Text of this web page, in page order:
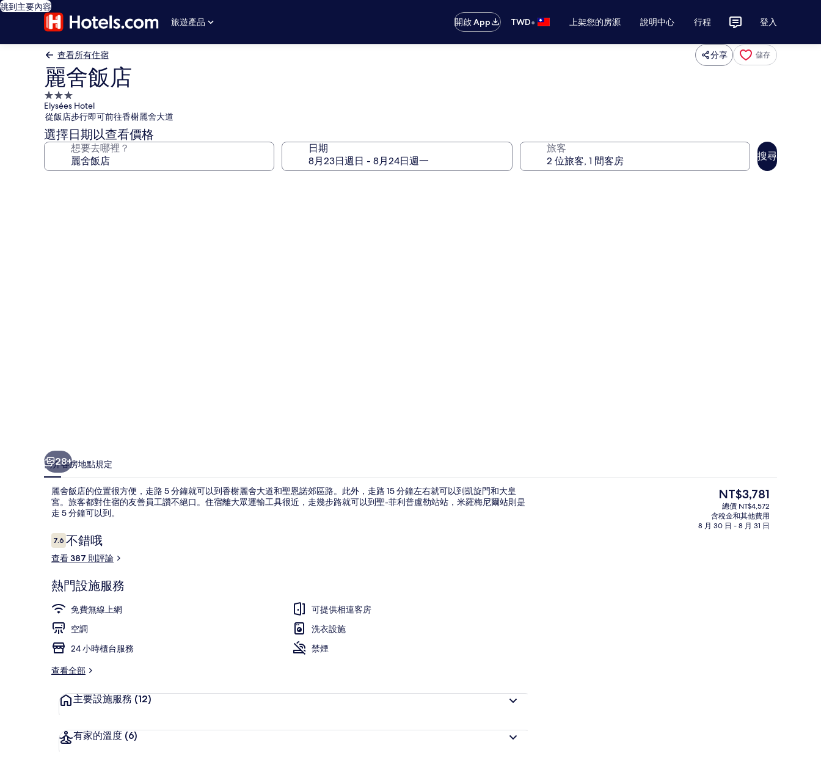
跳到主要內容
旅遊產品
開啟 App TWD• 上架您的房源 說明中心 行程 登入
查看所有住宿 分享 儲存
麗舍飯店
3.0
星
級
住
宿
Elysées Hotel
從飯店步行即可前往香榭麗舍大道
選擇日期以查看價格
想要去哪裡？ 日期 旅客
搜尋
接待櫃台
28+
簡介客房地點規定
麗舍飯店的位置很方便，走路 5 分鐘就可以到香榭麗舍大道和聖恩諾郊區路。此外，走路 15 分鐘左右就可以到凱旋門和大皇
宮。旅客都對住宿的友善員工讚不絕口。住宿離大眾運輸工具很近，走幾步路就可以到聖-菲利普盧勒站站，米羅梅尼爾站則是
走 5 分鐘可以到。
評
論
7.67.6 分，滿分 10 分，
不錯哦
查看 387 則評論
熱門設施服務
免費無線上網
可提供相連客房
空調
洗衣設施
24 小時櫃台服務
禁煙
查看全部
主要設施服務 (12)
有家的溫度 (6)
目
前
的
價
NT$3,781
總價 NT$4,572
含稅金和其他費用
8 月 30 日 - 8 月 31 日